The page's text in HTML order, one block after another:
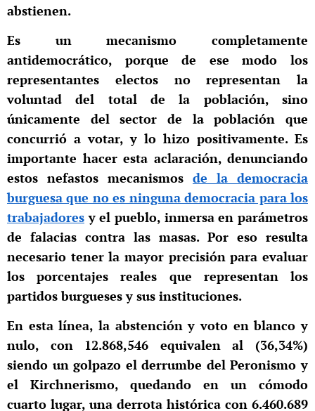
abstienen.
Es un mecanismo completamente
antidemocrático, porque de ese modo los
representantes electos no representan la
voluntad del total de la población, sino
únicamente del sector de la población que
concurrió a votar, y lo hizo positivamente. Es
importante hacer esta aclaración, denunciando
estos nefastos mecanismos de la democracia
burguesa que no es ninguna democracia para los
trabajadores y el pueblo, inmersa en parámetros
de falacias contra las masas. Por eso resulta
necesario tener la mayor precisión para evaluar
los porcentajes reales que representan los
partidos burgueses y sus instituciones.
En esta línea, la abstención y voto en blanco y
nulo, con 12.868,546 equivalen al (36,34%)
siendo un golpazo el derrumbe del Peronismo y
el Kirchnerismo, quedando en un cómodo
cuarto lugar, una derrota histórica con 6.460.689